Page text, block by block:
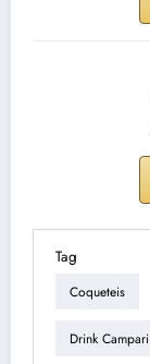
Tag
Coqueteis
Drink